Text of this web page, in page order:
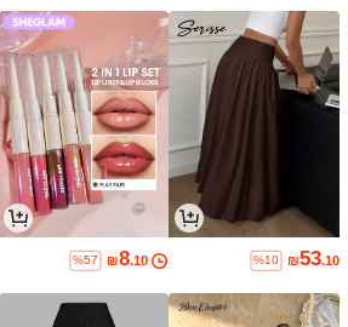
₪53.10
%10
₪8.10
%57